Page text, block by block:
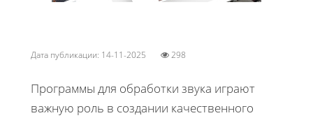
Дата публикации: 14-11-2025 298
Программы для обработки звука играют
важную роль в создании качественного